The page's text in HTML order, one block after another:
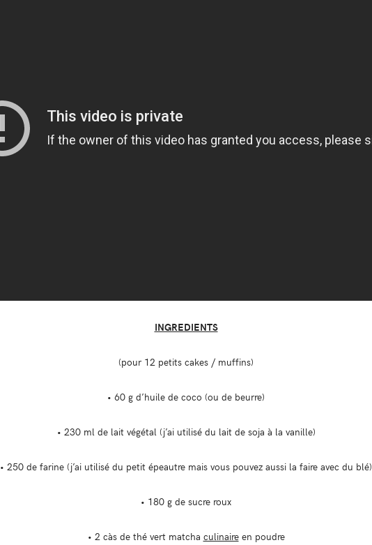
INGREDIENTS
(pour 12 petits cakes / muffins)
• 60 g d’huile de coco (ou de beurre)
• 230 ml de lait végétal (j’ai utilisé du lait de soja à la vanille)
• 250 de farine (j’ai utilisé du petit épeautre mais vous pouvez aussi la faire avec du blé)
• 180 g de sucre roux
• 2 càs de thé vert matcha culinaireen poudre